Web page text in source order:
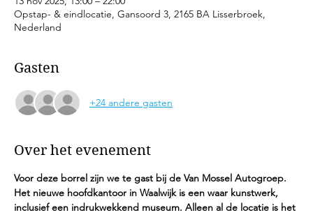
Opstap- & eindlocatie, Gansoord 3, 2165 BA Lisserbroek,
Nederland
Gasten
+24 andere gasten
Over het evenement
Voor deze borrel zijn we te gast bij de Van Mossel Autogroep.
Het nieuwe hoofdkantoor in Waalwijk is een waar kunstwerk,
inclusief een indrukwekkend museum. Alleen al de locatie is het